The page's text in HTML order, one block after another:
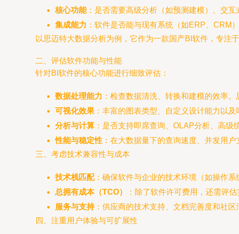
核心功能：是否需要高级分析（如预测建模）、交互
集成能力 ：软件是否能与现有系统（如ERP、CRM
以思迈特大数据分析为例，它作为一款国产BI软件，专注
二、评估软件功能与性能
针对BI软件的核心功能进行细致评估：
数据处理能力 ：检查数据清洗、转换和建模的效率
可视化效果 ：丰富的图表类型、自定义设计能力以
分析与计算 ：是否支持即席查询、OLAP分析、高级
性能与稳定性 ：在大数据量下的查询速度、并发用户
三、考虑技术兼容性与成本
技术栈匹配：确保软件与企业的技术环境（如操作
总拥有成本（TCO）
：除了软件许可费用，还需评
服务与支持：供应商的技术支持、文档完善度和社
四、注重用户体验与可扩展性